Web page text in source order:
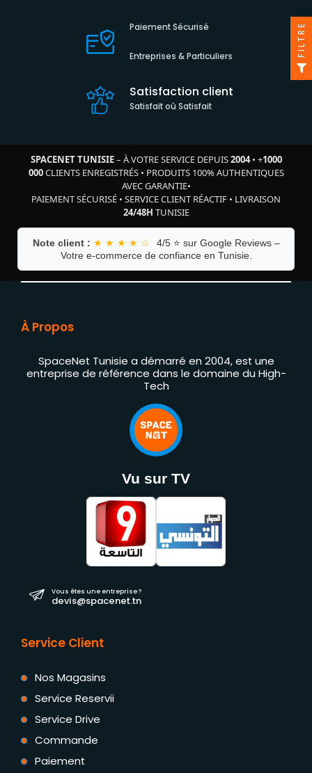
Paiement Sécurisé
Entreprises & Particuliers
Satisfaction client
Satisfait où Satisfait
SPACENET TUNISIE– À VOTRE SERVICE DEPUIS2004• +1000
000CLIENTS ENREGISTRÉS• PRODUITS 100% AUTHENTIQUES
AVEC GARANTIE•
PAIEMENT SÉCURISÉ • SERVICE CLIENT RÉACTIF • LIVRAISON
24/48H TUNISIE
Note client : ★ ★ ★ ★ ☆
4/5 ⭐ sur Google Reviews –
Votre e-commerce de confiance en Tunisie.
À Propos
SpaceNet Tunisie a démarré en 2004, est une
entreprise de référence dans le domaine du High-
Tech
Vu sur TV
Vous êtes une entreprise ?
devis@spacenet.tn
Service Client
Nos Magasins
Service Reservii
Service Drive
Commande
Paiement
FILTRE